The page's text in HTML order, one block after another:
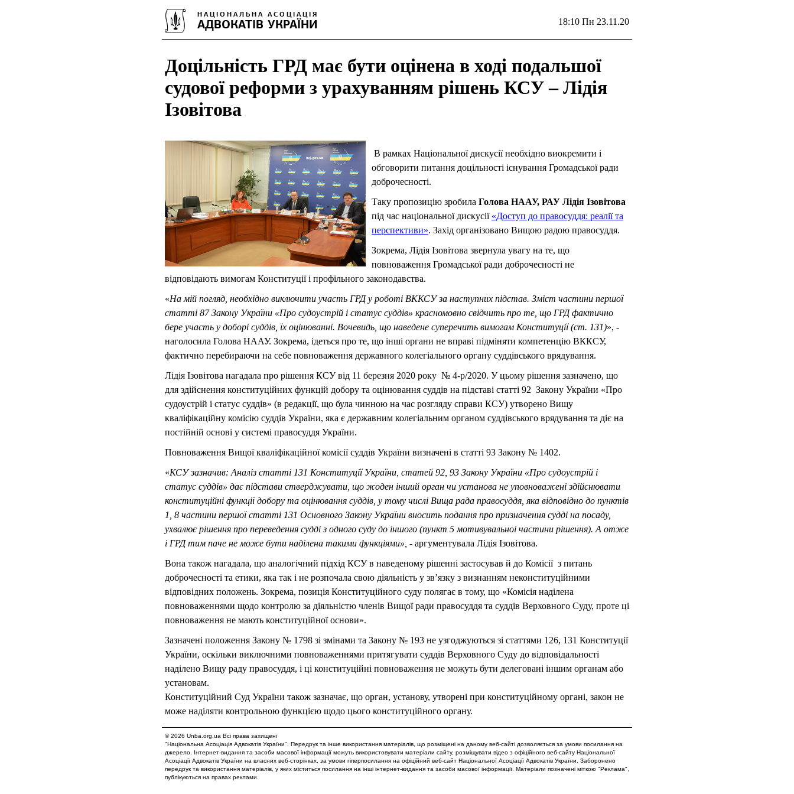
18:10 Пн 23.11.20
Доцільність ГРД має бути оцінена в ході подальшої
судової реформи з урахуванням рішень КСУ – Лідія
Ізовітова
В рамках Національної дискусії необхідно виокремити і
обговорити питання доцільності існування Громадської ради
доброчесності.
Таку пропозицію зробила Голова НААУ, РАУ Лідія Ізовітова
під час національної дискусії «Доступ до правосуддя: реалії та
перспективи». Захід організовано Вищою радою правосуддя.
Зокрема, Лідія Ізовітова звернула увагу на те, що
повноваження Громадської ради доброчесності не
відповідають вимогам Конституції і профільного законодавства.
«На мій погляд, необхідно виключити участь ГРД у роботі ВККСУ за наступних підстав. Зміст частини першої
статті 87 Закону України «Про судоустрій і статус суддів» красномовно свідчить про те, що ГРД фактично
бере участь у доборі суддів, їх оцінюванні. Вочевидь, що наведене суперечить вимогам Конституції (ст. 131)», -
наголосила Голова НААУ. Зокрема, ідеться про те, що інші органи не вправі підміняти компетенцію ВККСУ,
фактично перебираючи на себе повноваження державного колегіального органу суддівського врядування.
Лідія Ізовітова нагадала про рішення КСУ від 11 березня 2020 року № 4-р/2020. У цьому рішення зазначено, що
для здійснення конституційних функцій добору та оцінювання суддів на підставі статті 92 Закону України «Про
судоустрій і статус суддів» (в редакції, що була чинною на час розгляду справи КСУ) утворено Вищу
кваліфікаційну комісію суддів України, яка є державним колегіальним органом суддівського врядування та діє на
постійній основі у системі правосуддя України.
Повноваження Вищої кваліфікаційної комісії суддів України визначені в статті 93 Закону № 1402.
«КСУ зазначив: Аналіз статті 131 Конституції України, статей 92, 93 Закону України «Про судоустрій і
статус суддів» дає підстави стверджувати, що жоден інший орган чи установа не уповноважені здійснювати
конституційні функції добору та оцінювання суддів, у тому числі Вища рада правосуддя, яка відповідно до пунктів
1, 8 частини першої статті 131 Основного Закону України вносить подання про призначення судді на посаду,
ухвалює рішення про переведення судді з одного суду до іншого (пункт 5 мотивувальноі частини рішення). А отже
і ГРД тим паче не може бути наділена такими функціями», - аргументувала Лідія Ізовітова.
Вона також нагадала, що аналогічний підхід КСУ в наведеному рішенні застосував й до Комісії з питань
доброчесності та етики, яка так і не розпочала свою діяльність у зв’язку з визнанням неконституційними
відповідних положень. Зокрема, позиція Конституційного суду полягає в тому, що «Комісія наділена
повноваженнями щодо контролю за діяльністю членів Вищої ради правосуддя та суддів Верховного Суду, проте ці
повноваження не мають конституційної основи».
Зазначені положення Закону № 1798 зі змінами та Закону № 193 не узгоджуються зі статтями 126, 131 Конституції
України, оскільки виключними повноваженнями притягувати суддів Верховного Суду до відповідальності
наділено Вищу раду правосуддя, і ці конституційні повноваження не можуть бути делеговані іншим органам або
установам.
Конституційний Суд України також зазначає, що орган, установу, утворені при конституційному органі, закон не
може наділяти контрольною функцією щодо цього конституційного органу.
© 2026 Unba.org.ua Всі права захищені
"Національна Асоціація Адвокатів України". Передрук та інше використання матеріалів, що розміщені на даному веб-сайті дозволяється за умови посилання на
джерело. Інтернет-видання та засоби масової інформації можуть використовувати матеріали сайту, розміщувати відео з офіційного веб-сайту Національної
Асоціації Адвокатів України на власних веб-сторінках, за умови гіперпосилання на офіційний веб-сайт Національної Асоціації Адвокатів України. Заборонено
передрук та використання матеріалів, у яких міститься посилання на інші інтернет-видання та засоби масової інформації. Матеріали позначені міткою "Реклама",
публікуються на правах реклами.